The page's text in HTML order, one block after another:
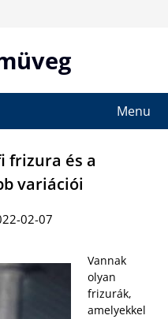
Menu
frizura és a
variációi
02-07
Vannak
olyan
frizurák,
amelyekkel